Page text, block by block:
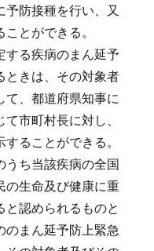
予防接種を行い、又
とができる。
する疾病のまん延予
ときは、その対象者
て、都道府県知事に
市町村長に対し、
ることができる。
うち当該疾病の全国
の生命及び健康に重
認められるものと
のまん延予防上緊急